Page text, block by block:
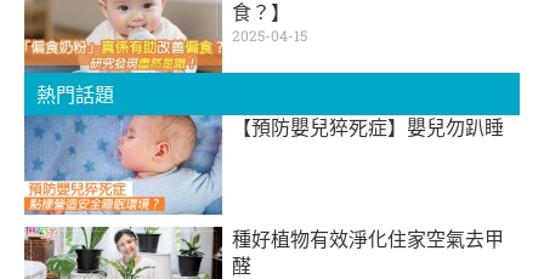
食？】
2025-04-15
熱門話題
【預防嬰兒猝死症】嬰兒勿趴睡
種好植物有效淨化住家空氣去甲
醛